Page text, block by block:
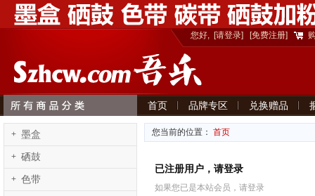
您好, [请登录] [免费注册]
首页 品牌专区 兑换赠品
意见建议
您当前的位置： 首页
已注册用户，请登录
如果您已是本站会员，请登录
+ 墨盒
+ 硒鼓
+ 色带